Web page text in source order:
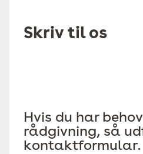
Skriv til os
Hvis du har
rådgivning, så
kontaktformular.